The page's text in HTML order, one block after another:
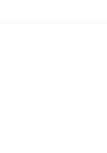
الدولي